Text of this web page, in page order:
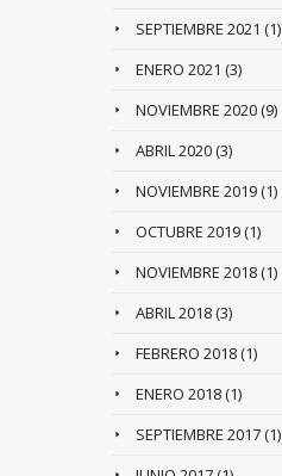
SEPTIEMBRE 2021 (1)
ENERO 2021 (3)
NOVIEMBRE 2020(9)
ABRIL 2020(3)
NOVIEMBRE 2019(1)
OCTUBRE 2019(1)
NOVIEMBRE 2018(1)
ABRIL 2018(3)
FEBRERO 2018(1)
ENERO 2018(1)
SEPTIEMBRE 2017(1)